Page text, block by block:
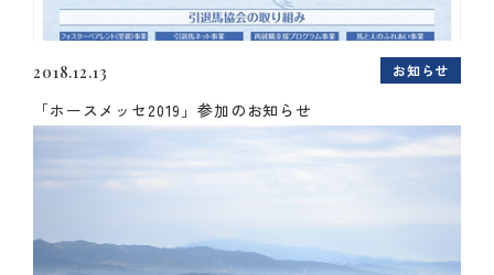
2018.12.13 お知らせ
「ホースメッセ2019」参加のお知らせ